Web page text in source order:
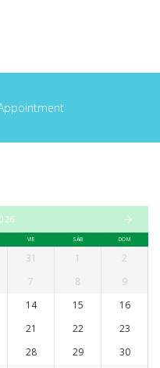
VIE SÁB DOM
31 1
2
7 8
9
14 15
16
21 22
23
28 29
30